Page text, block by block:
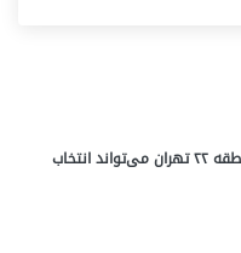
🏡 چرا خرید آپارتمان آماده در منطقه ۲۲ تهران می‌تواند انتخاب